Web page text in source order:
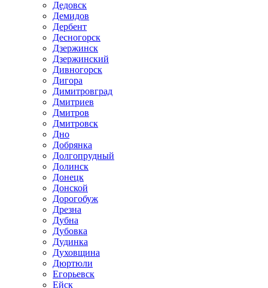
Дедовск
Демидов
Дербент
Десногорск
Дзержинск
Дзержинский
Дивногорск
Дигора
Димитровград
Дмитриев
Дмитров
Дмитровск
Дно
Добрянка
Долгопрудный
Долинск
Донецк
Донской
Дорогобуж
Дрезна
Дубна
Дубовка
Дудинка
Духовщина
Дюртюли
Егорьевск
Ейск